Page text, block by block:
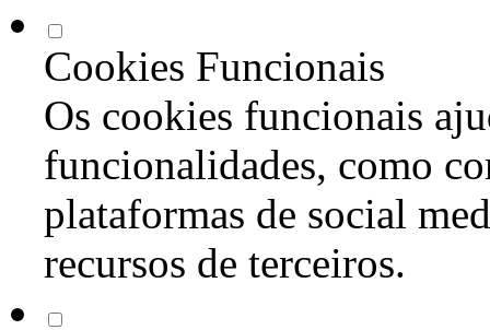
Cookies Funcionais
Os cookies funcionais
funcionalidades, como
plataformas de social
recursos de terceiros.